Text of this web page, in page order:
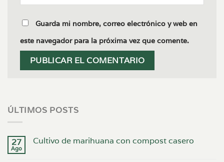
Guarda mi nombre, correo electrónico y web en
este navegador para la próxima vez que comente.
ÚLTIMOS POSTS
27
Ago
Cultivo de marihuana con compost casero